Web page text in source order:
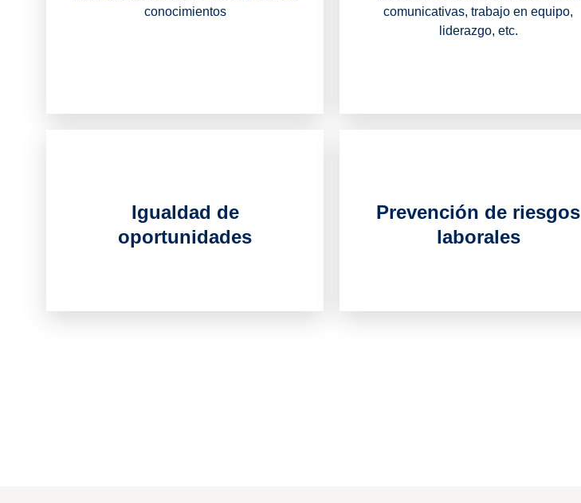
conocimientos
comunicativas, trabajo en equipo,
liderazgo, etc.
Igualdad de
oportunidades
Prevención de riesgos
laborales